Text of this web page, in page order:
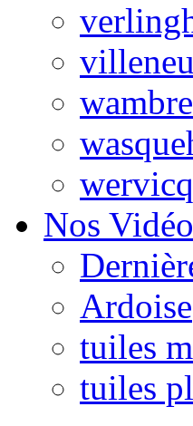
Nos
Ardoise
tuiles
tuiles